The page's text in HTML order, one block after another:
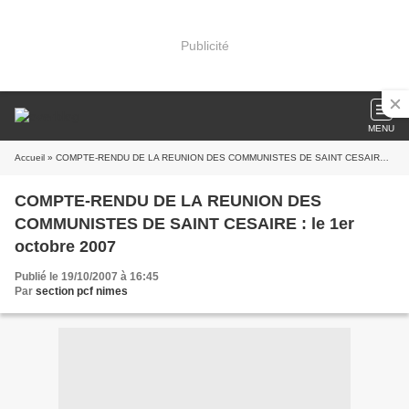
Publicité
MENU
Accueil » COMPTE-RENDU DE LA REUNION DES COMMUNISTES DE SAINT CESAIRE : le 1er octobre 2007
COMPTE-RENDU DE LA REUNION DES
COMMUNISTES DE SAINT CESAIRE : le 1er
octobre 2007
Publié le 19/10/2007 à 16:45
Par section pcf nimes